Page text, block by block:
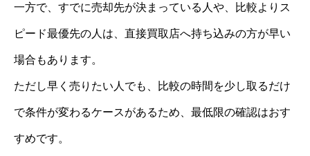
一方で、すでに売却先が決まっている人や、比較よりス
ピード最優先の人は、直接買取店へ持ち込みの方が早い
場合もあります。
ただし早く売りたい人でも、比較の時間を少し取るだけ
で条件が変わるケースがあるため、最低限の確認はおす
すめです。